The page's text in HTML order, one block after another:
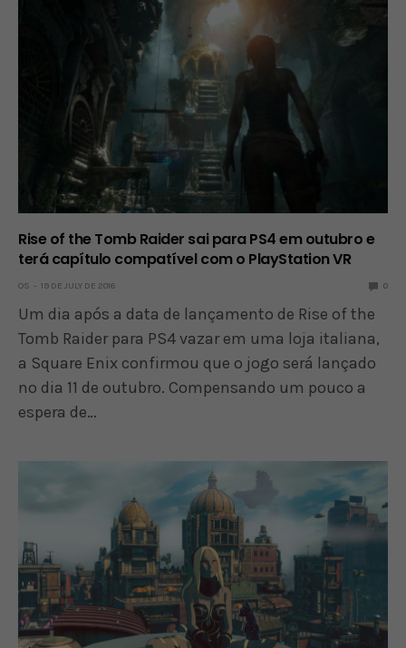
Rise of the Tomb Raider sai para PS4 em outubro e
terá capítulo compatível com o PlayStation VR
OS 19 DE JULY DE 2016 0
Um dia após a data de lançamento de Rise of the
Tomb Raider para PS4 vazar em uma loja italiana,
a Square Enix confirmou que o jogo será lançado
no dia 11 de outubro. Compensando um pouco a
espera de…